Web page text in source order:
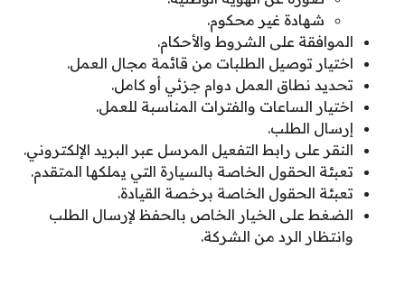
شهادة غير محكوم.
الموافقة على الشروط والأحكام.
اختيار توصيل الطلبات من قائمة مجال العمل.
تحديد نطاق العمل دوام جزئي أو كامل.
اختيار الساعات والفترات المناسبة للعمل.
إرسال الطلب.
النقر على رابط التفعيل المرسل عبر البريد الإلكتروني.
تعبئة الحقول الخاصة بالسيارة التي يملكها المتقدم.
تعبئة الحقول الخاصة برخصة القيادة.
الضغط على الخيار الخاص بالحفظ لإرسال الطلب
وانتظار الرد من الشركة.